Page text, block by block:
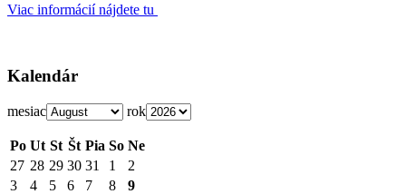
Viac informácií nájdete tu
Kalendár
mesiac rok
Po Ut St Št Pia So Ne
27 28 29 30 31 1
2
3
4 5 6 7 8
9